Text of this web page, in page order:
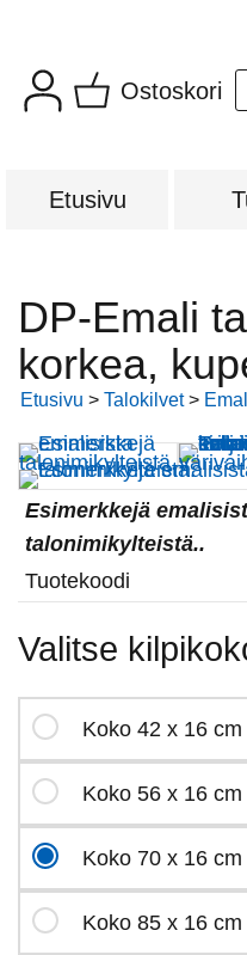
Ostoskori
Etusivu
DP-Emali
korkea,
Etusivu > Talokilvet>
Esimerkkejä
talonimikylteistä..
Tuotekoodi
Valitse
Koko 42 x 16 cm
Koko 56 x 16 cm
Koko 70 x 16 cm
Koko 85 x 16 cm